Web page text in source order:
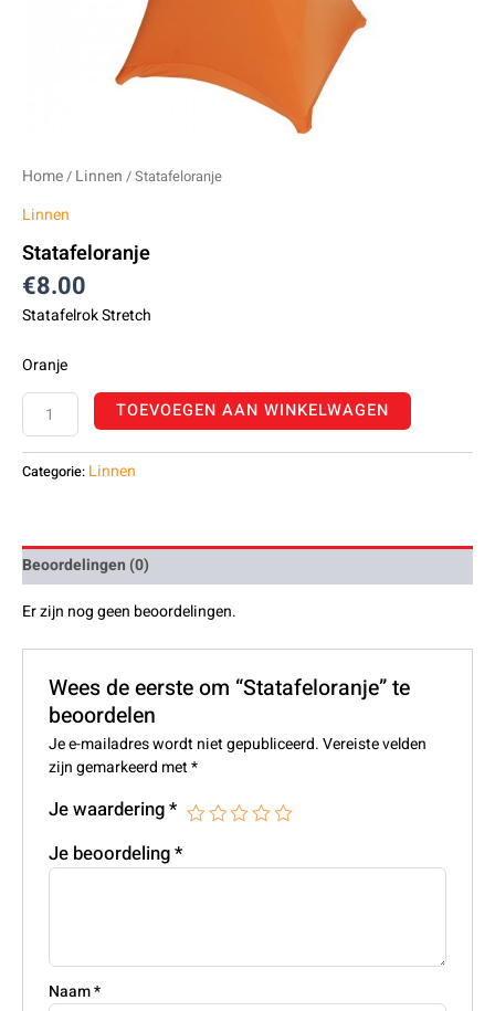
Home/ Linnen / Statafeloranje
Linnen
Statafeloranje
€8.00
Statafelrok Stretch
Oranje
TOEVOEGEN AAN WINKELWAGEN
Categorie: Linnen
Beoordelingen (0)
Er zijn nog geen beoordelingen.
Wees de eerste om “Statafeloranje” te
beoordelen
Je e-mailadres wordt niet gepubliceerd. Vereiste velden
zijn gemarkeerd met*
Je waardering*
Je beoordeling*
Naam*